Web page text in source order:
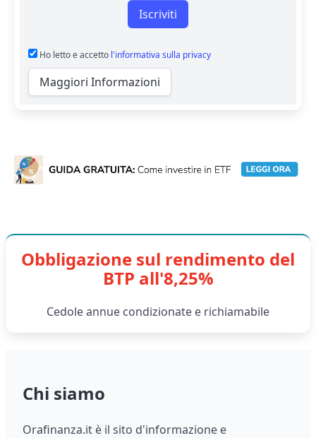
Iscriviti
Ho letto e accetto l'informativa sulla privacy
Maggiori Informazioni
Obbligazione sul rendimento del
BTP all'8,25%
Cedole annue condizionate e richiamabile
Chi siamo
Orafinanza.it è il sito d'informazione e